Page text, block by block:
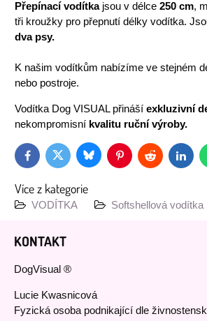
Přepínací vodítkajsou v délce 250 cm,
tři kroužky pro přepnutí délky vodítka.
dva psy.
K našim vodítkům nabízíme ve stejném
nebo postroje.
Vodítka Dog VISUAL přináší exkluzivní
nekompromisní kvalitu ruční výroby.
FacebookTwitter BlueskyPinterestReddit
Více z kategorie
VODÍTKA Softshellová vodítka
KONTAKT
DogVisual ®
Lucie Kwasnicová
Fyzická osoba podnikající dle